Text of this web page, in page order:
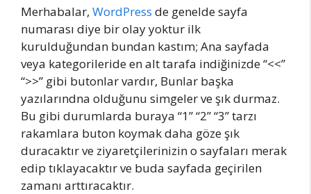
Merhabalar, WordPress de genelde sayfa
numarası diye bir olay yoktur ilk
kurulduğundan bundan kastım; Ana sayfada
veya kategorileride en alt tarafa indiğinizde “<<”
“>>” gibi butonlar vardır, Bunlar başka
yazılarındna olduğunu simgeler ve şık durmaz.
Bu gibi durumlarda buraya “1” “2” “3” tarzı
rakamlara buton koymak daha göze şık
duracaktır ve ziyaretçilerinizin o sayfaları merak
edip tıklayacaktır ve buda sayfada geçirilen
zamanı arttıracaktır.